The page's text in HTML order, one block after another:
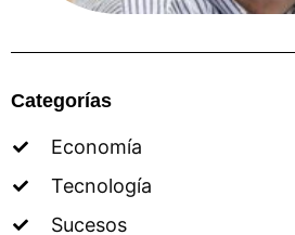
Categorías
Economía
Tecnología
Sucesos